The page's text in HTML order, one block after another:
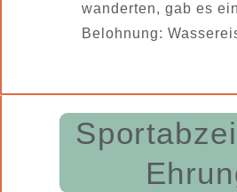
wanderten, gab es
Belohnung: